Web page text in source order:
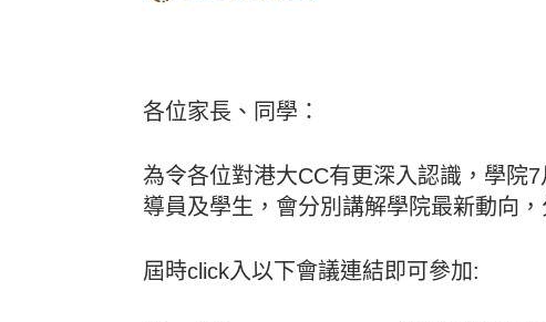
各位家長、同學：
為令各位對港大CC有更深入認識，學院
導員及學生，會分別講解學院最新動向
屆時click入以下會議連結即可參加: